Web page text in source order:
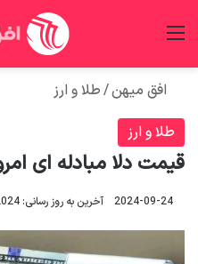
افق میهن/طلا و ارز
طلا و ارز
قیمت دلا مبادله ای امروز سه
2024-09-24 آخرین به روز رسانی: 2024-09-24